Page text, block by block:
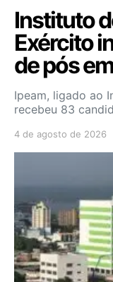
Instituto
Exército
de pós
Ipeam, ligado ao
recebeu 83
4 de agosto de 2026